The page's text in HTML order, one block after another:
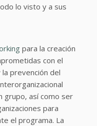
lo visto y a sus
para la creación
con el
la prevención del
grupo, así como ser
para
el programa. La